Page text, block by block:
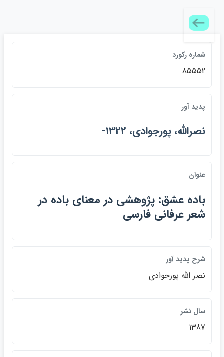
شماره ركورد
85552
پديد آور
نصرالله، پورجوادي، 1322-
عنوان
باده عشق: پژوهشي در معناي باده در
شعر عرفاني فارسي
شرح پديد آور
نصر الله پورجوادي
سال نشر
1387